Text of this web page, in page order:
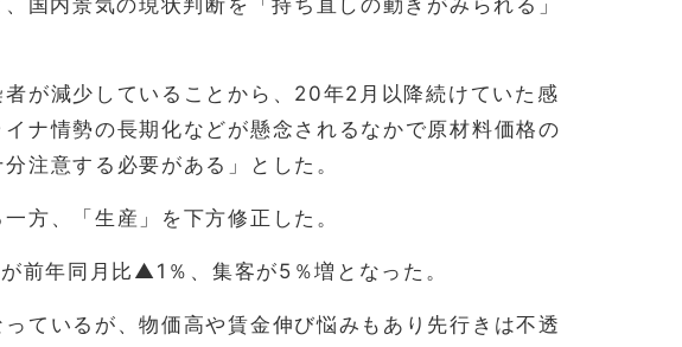
国内景気の現状判断を「持ち直しの動きがみられる」
が減少していることから、20年2月以降続けていた感
ナ情勢の長期化などが懸念されるなかで原材料価格の
注意する必要がある」とした。
方、「生産」を下方修正した。
前年同月比▲1％、集客が5％増となった。
ているが、物価高や賃金伸び悩みもあり先行きは不透